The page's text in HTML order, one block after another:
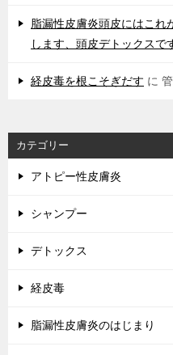
脂漏性皮膚炎頭皮にはこれ
します、頭皮デトックスで
経皮毒を根こそぎだす に
カテゴリー
アトピー性皮膚炎
シャンプー
デトックス
経皮毒
脂漏性皮膚炎のはじまり